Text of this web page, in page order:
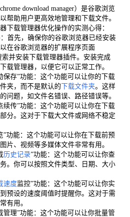
download manager）是谷歌浏览
帮助用户更高效地管理和下载文件。
下载管理器优化操作的实测心得：
首先，确保你的谷歌浏览器已经安装
在谷歌浏览器的扩展程序页面
索并安装下载管理器插件。安装完成
载管理器，以便它可以正常工作。
保存”功能：这个功能可以让你的下载
夹，而不是默认的下载文件夹。这样
问题，如文件名错误、路径错误等。
续传”功能：这个功能可以让你在下载
分。这对于下载大文件或网络不稳定
”功能：这个功能可以让你在下载前预
片、视频等多媒体文件非常有用。
历史记录”功能：这个功能可以让你查
。你可以按照文件类型、日期、大小
速度监控”功能：这个功能可以让你实
预设的速度阈值时提醒你。这对于需
有用。
管理”功能：这个功能可以让你批量管